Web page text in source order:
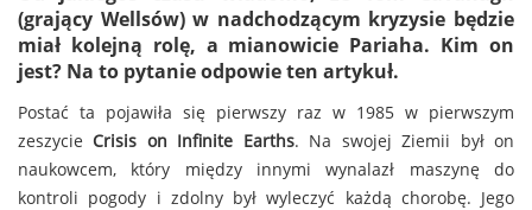
(grający Wellsów) w nadchodzącym kryzysie będzie
miał kolejną rolę, a mianowicie Pariaha. Kim on
jest? Na to pytanie odpowie ten artykuł.
Postać ta pojawiła się pierwszy raz w 1985 w pierwszym
zeszycieCrisis on Infinite Earths. Na swojej Ziemii był on
naukowcem, który między innymi wynalazł maszynę do
kontroli pogody i zdolny był wyleczyć każdą chorobę. Jego